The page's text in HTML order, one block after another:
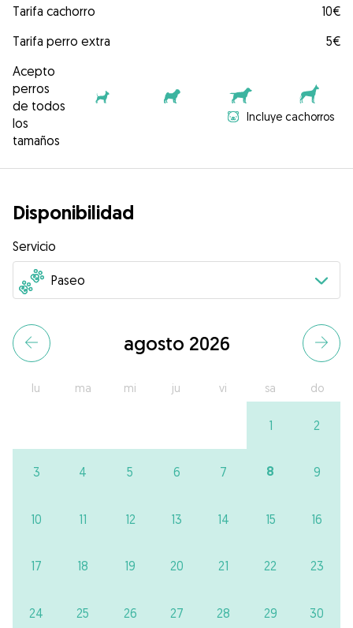
Tarifa cachorro
10€
Tarifa perro extra
5€
Acepto
perros
de todos
los
tamaños
Incluye cachorros
Disponibilidad
Servicio
agosto 2026
lu ma mi ju vi sa do
1 2
3 4 5 6 7 8 9
10 11 12 13 14 15 16
17 18 19 20 21 22 23
24 25 26 27 28 29 30